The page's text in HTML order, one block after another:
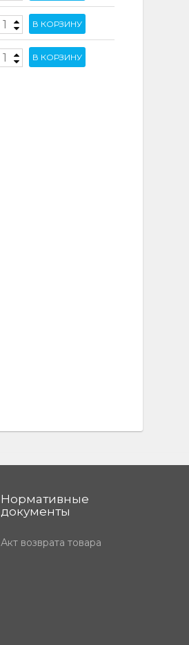
В КОРЗИНУ
В КОРЗИНУ
Нормативные
документы
Акт возврата товара